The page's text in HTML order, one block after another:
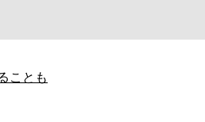
ことも